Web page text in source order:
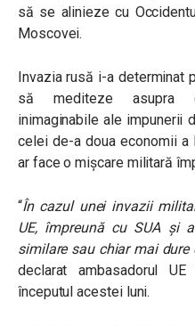
să se alinieze cu
Moscovei.
Invazia rusă i-a determinat
să mediteze asupra
inimaginabile ale impunerii
celei de-a doua economii a
ar face o mișcare militară
“În cazul unei invazii
UE, împreună cu SUA și
similare sau chiar mai
declarat ambasadorul
începutul acestei luni.